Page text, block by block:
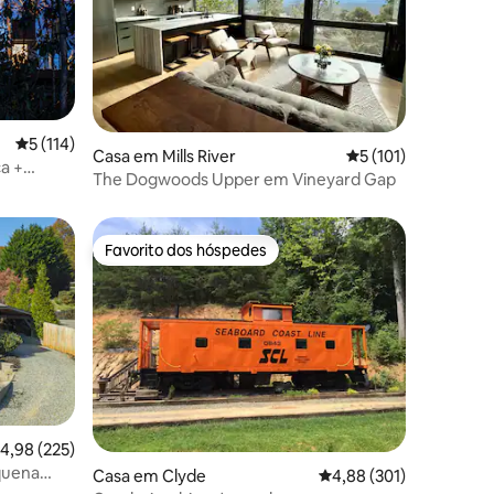
Classificação média de 5 em 5 estrelas, 114avaliações
5 (114)
+
Casa em Mills River Classificação
5 (101)
The Dogwoods Upper em Vineyard Gap
média de 4,98 em 5 estrelas, 225avaliações
4,98 (225)
Favorito dos hóspedes
Favorito dos hóspedes
Casa em Clyde Classificação média
4,88 (301)